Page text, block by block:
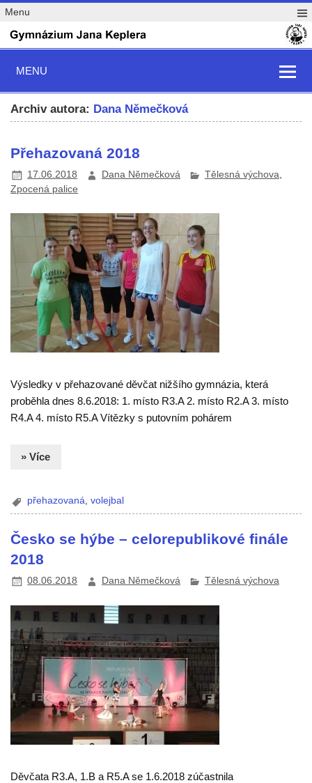
Menu
MENU
Archiv autora: Dana Němečková
Přehazovaná 2018
17.06.2018 Dana Němečková Tělesná výchova,
Zpocená palice
Výsledky v přehazované děvčat nižšího gymnázia, která
proběhla dnes 8.6.2018: 1. místo R3.A 2. místo R2.A 3. místo
R4.A 4. místo R5.A Vítězky s putovním pohárem
» Více
přehazovaná,volejbal
Česko se hýbe – celorepublikové finále
2018
08.06.2018 Dana Němečková Tělesná výchova
Děvčata R3.A, 1.B a R5.A se 1.6.2018 zúčastnila